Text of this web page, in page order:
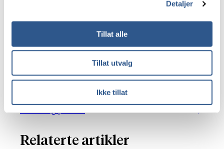
Detaljer
Tillat alle
Tillat utvalg
Ikke tillat
Skyttelsignalanlegg
Kjørefeltsignal
Rødt stoppblinksignal
Bruk av øvrige signaler (anm: Info om 2-
Relaterte artikler